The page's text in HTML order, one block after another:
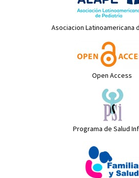
Asociacion Latinoamericana
Open Access
Programa de Salud